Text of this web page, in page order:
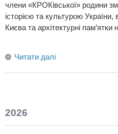
члени «КРОКівської» родини
історією та культурою України,
Києва та архітектурні пам’ятки
Читати далі
2026